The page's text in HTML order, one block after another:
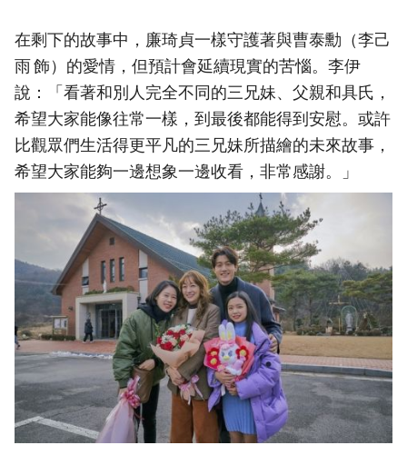
在剩下的故事中，廉琦貞一樣守護著與曹泰勳（李己
雨 飾）的愛情，但預計會延續現實的苦惱。李伊
說：「看著和別人完全不同的三兄妹、父親和具氏，
希望大家能像往常一樣，到最後都能得到安慰。或許
比觀眾們生活得更平凡的三兄妹所描繪的未來故事，
希望大家能夠一邊想象一邊收看，非常感謝。」